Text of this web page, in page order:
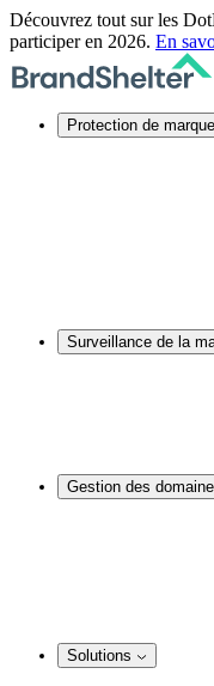
Découvrez tout sur les
participer en 2026. En
Protection de
Protection de marques
Surveillance de la
Surveillance de la
Gestion des
Gestion des domaines
Solutions
Solutions